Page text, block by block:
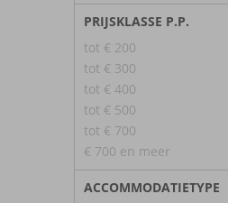
PRIJSKLASSE P.P.
tot € 200
tot € 300
tot € 400
tot € 500
tot € 700
€ 700 en meer
ACCOMMODATIETYPE